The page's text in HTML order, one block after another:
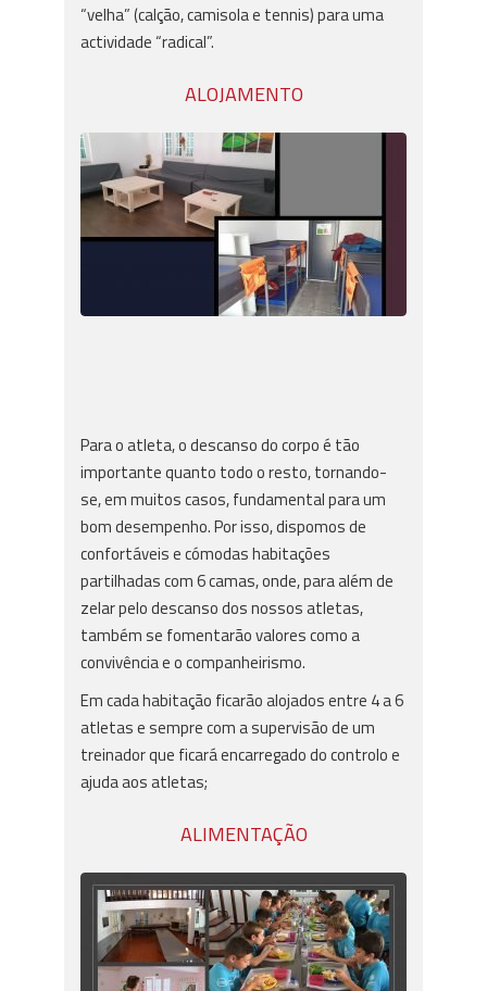
“velha” (calção, camisola e tennis) para uma
actividade “radical”.
ALOJAMENTO
Para o atleta, o descanso do corpo é tão
importante quanto todo o resto, tornando-
se, em muitos casos, fundamental para um
bom desempenho. Por isso, dispomos de
confortáveis e cómodas habitações
partilhadas com 6 camas, onde, para além de
zelar pelo descanso dos nossos atletas,
também se fomentarão valores como a
convivência e o companheirismo.
Em cada habitação ficarão alojados entre 4 a 6
atletas e sempre com a supervisão de um
treinador que ficará encarregado do controlo e
ajuda aos atletas;
ALIMENTAÇÃO